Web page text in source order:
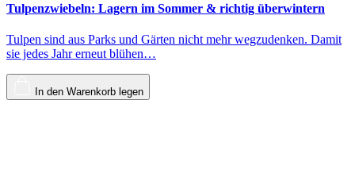
Tulpenzwiebeln: Lagern im Sommer & richtig überwintern
Tulpen sind aus Parks und Gärten nicht mehr wegzudenken. Damit
sie jedes Jahr erneut blühen…
In den Warenkorb legen